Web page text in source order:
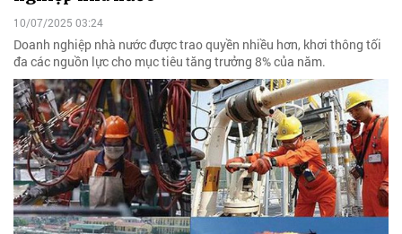
10/07/2025 03:24
Doanh nghiệp nhà nước được trao quyền nhiều hơn, khơi thông tối
đa các nguồn lực cho mục tiêu tăng trưởng 8% của năm.